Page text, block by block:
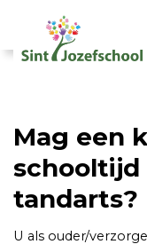
Mag een
schooltijd
tandarts?
U als ouder/